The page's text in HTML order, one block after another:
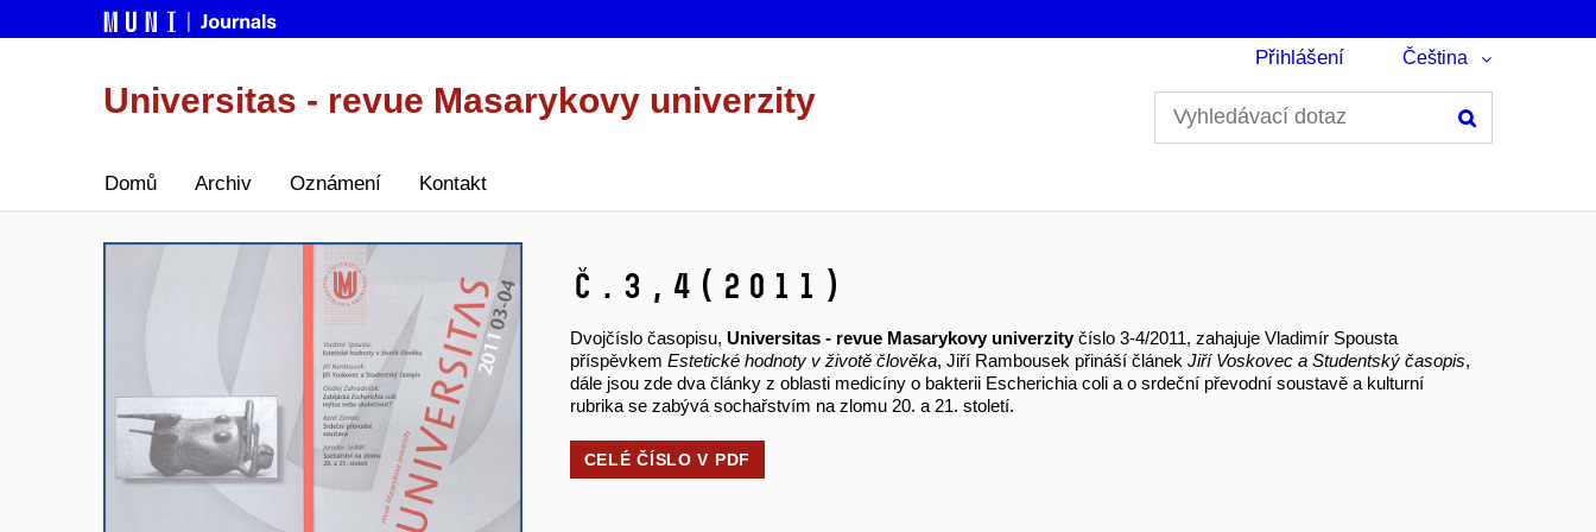
Universitas - revue Masarykovy univerzity
Přihlášení Čeština
Domů Archiv Oznámení Kontakt
č.3,4 (2011)
Dvojčíslo časopisu, Universitas - revue Masarykovy univerzityčíslo 3-4/2011, zahajuje Vladimír Spousta
příspěvkem Estetické hodnoty v životě člověka, Jiří Rambousek přináší článek Jiří Voskovec a Studentský časopis,
dále jsou zde dva články z oblasti medicíny o bakterii Escherichia coli a o srdeční převodní soustavě a kulturní
rubrika se zabývá sochařstvím na zlomu 20. a 21. století.
CELÉ ČÍSLO V PDF